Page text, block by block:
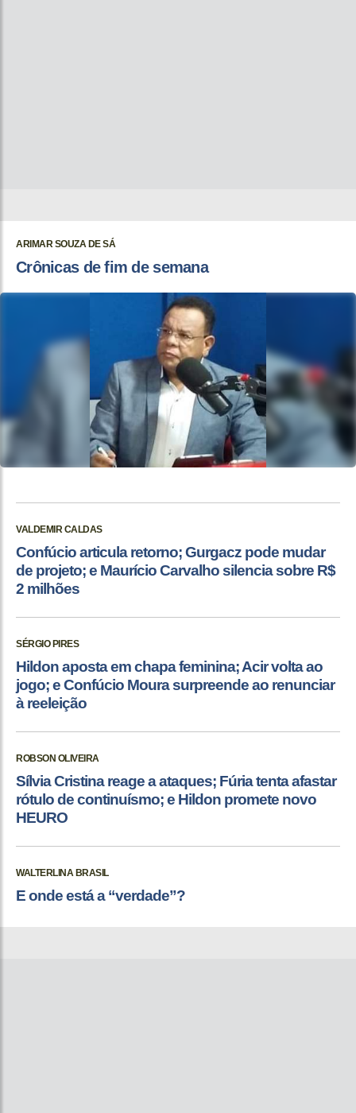
ARIMAR SOUZA DE SÁ
Crônicas de fim de semana
VALDEMIR CALDAS
Confúcio articula retorno; Gurgacz pode mudar
de projeto; e Maurício Carvalho silencia sobre R$
2 milhões
SÉRGIO PIRES
Hildon aposta em chapa feminina; Acir volta ao
jogo; e Confúcio Moura surpreende ao renunciar
à reeleição
ROBSON OLIVEIRA
Sílvia Cristina reage a ataques; Fúria tenta afastar
rótulo de continuísmo; e Hildon promete novo
HEURO
WALTERLINA BRASIL
E onde está a “verdade”?